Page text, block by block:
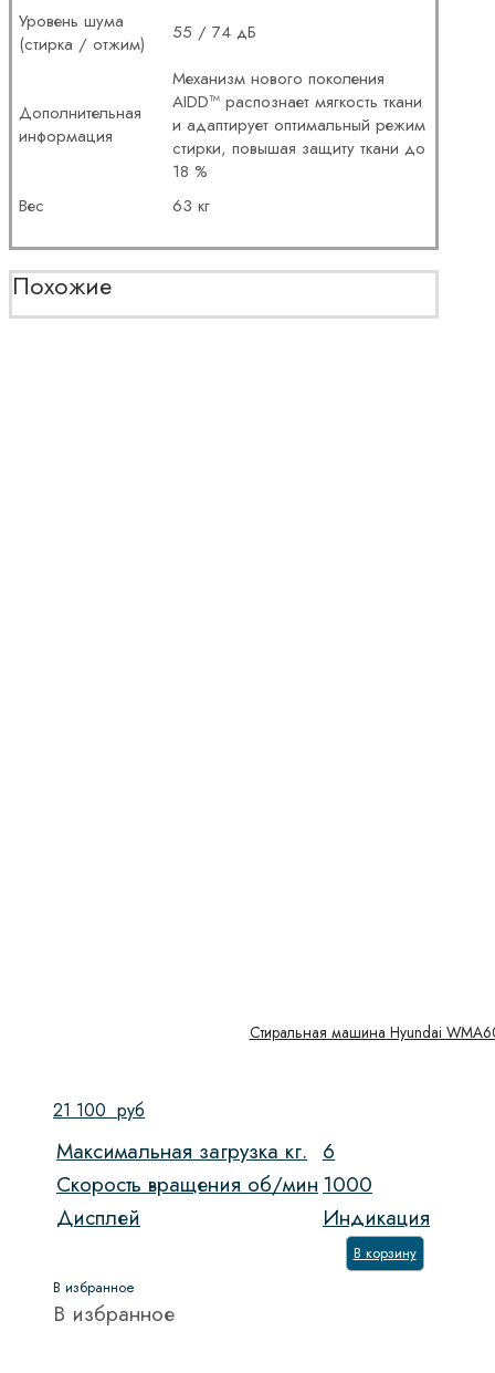
Уровень шума
(стирка / отжим)
55 / 74 дБ
Дополнительная
информация
Механизм нового поколения
AIDD™ распознает мягкость ткани
и адаптирует оптимальный режим
стирки, повышая защиту ткани до
18 %
Вес
63 кг
Похожие
Стиральная машина Hyundai
21 100 руб
Максимальная загрузка кг. 6
Скорость вращения об/мин 1000
Дисплей
Индикация
В корзину
В избранное
В избранное